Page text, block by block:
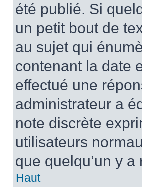
été publié. Si
un petit bout de
au sujet qui
contenant la date
effectué une
administrateur a
note discrète
utilisateurs
que quelqu’un y a
Haut